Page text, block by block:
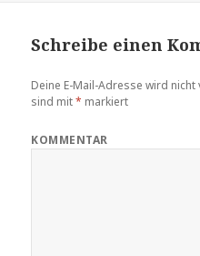
Schreibe einen
Deine E-Mail-Adresse wird
sind mit* markiert
KOMMENTAR